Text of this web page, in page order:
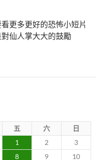
更多更好的恐怖小短片
仙人掌大大的鼓勵
五 六
日
1
2
3
8 9
10